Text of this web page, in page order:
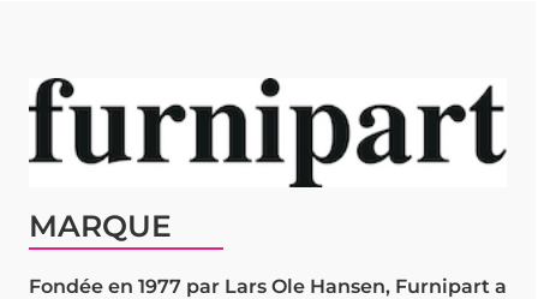
MARQUE
Fondée en 1977 par Lars Ole Hansen, Furnipart a